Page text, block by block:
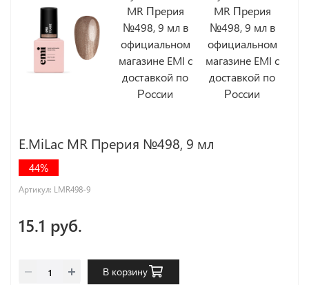
E.MiLac MR Прерия №498, 9 мл
44%
Артикул: LMR498-9
15.1 руб.
В корзину